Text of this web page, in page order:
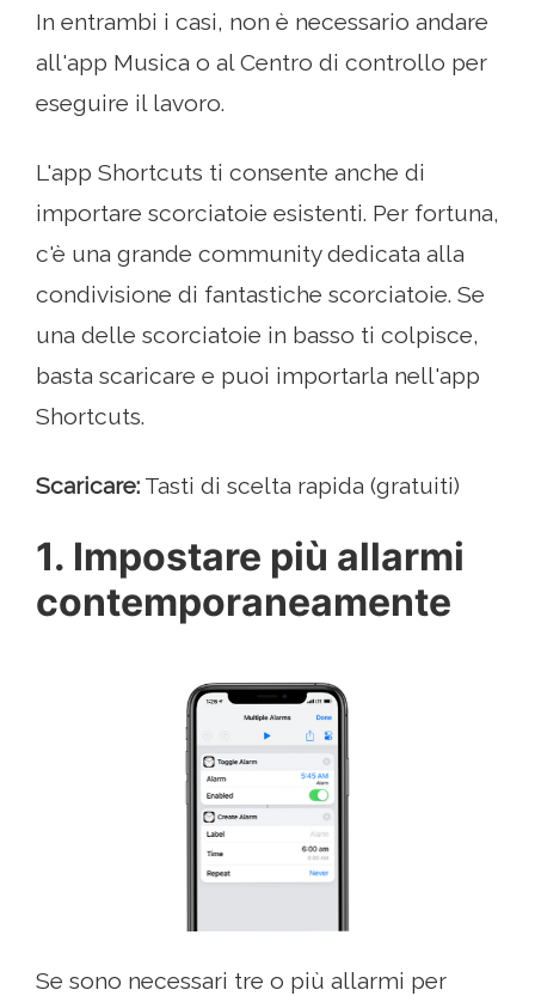
In entrambi i casi, non è necessario andare
all'app Musica o al Centro di controllo per
eseguire il lavoro.
L'app Shortcuts ti consente anche di
importare scorciatoie esistenti. Per fortuna,
c'è una grande community dedicata alla
condivisione di fantastiche scorciatoie. Se
una delle scorciatoie in basso ti colpisce,
basta scaricare e puoi importarla nell'app
Shortcuts.
Scaricare: Tasti di scelta rapida (gratuiti)
1. Impostare più allarmi
contemporaneamente
Se sono necessari tre o più allarmi per